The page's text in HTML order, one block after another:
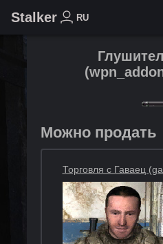
Stalker RU
(
Можно продать
Торговля с Гаваец